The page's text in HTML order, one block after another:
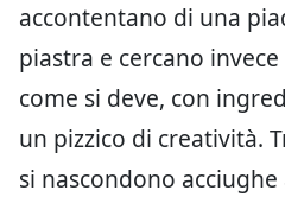
accontentano di una
piastra e cercano
come si deve, con
un pizzico di creatività.
si nascondono